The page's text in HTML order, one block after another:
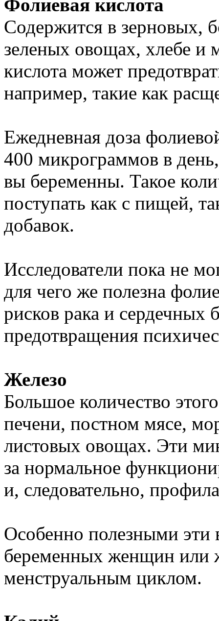
Фолиевая кислота
Содержится в зерновых,
зеленых овощах, хлебе и
кислота может
например, такие как
Ежедневная доза
400 микрограммов в
вы беременны. Такое
поступать как с пищей,
добавок.
Исследователи пока не
для чего же полезна
рисков рака и сердечных
предотвращения
Железо
Большое количество
печени, постном мясе,
листовых овощах. Эти
за нормальное
и, следовательно,
Особенно полезными
беременных женщин
менструальным циклом.